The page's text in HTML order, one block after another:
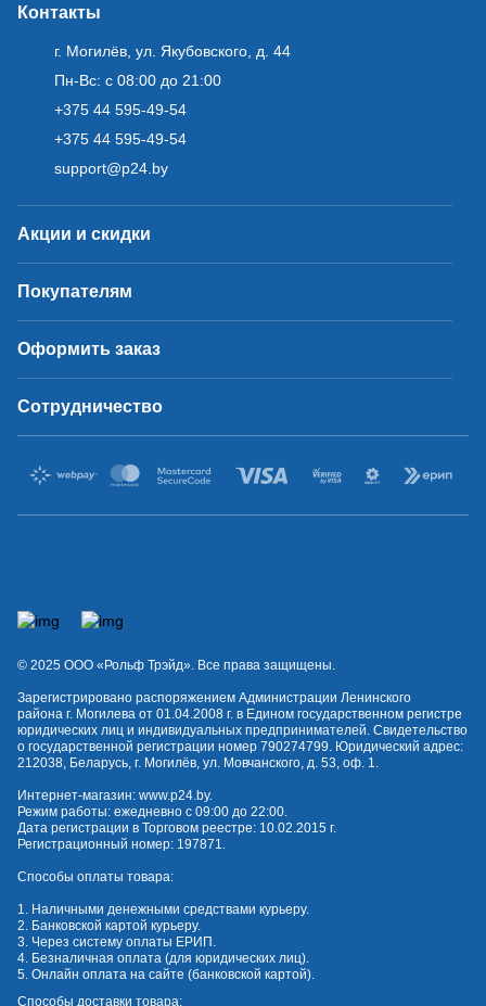
Контакты
г. Могилёв, ул. Якубовского, д. 44
Пн-Вс: с 08:00 до 21:00
+375 44 595-49-54
+375 44 595-49-54
support@p24.by
Акции и скидки
Покупателям
Оформить заказ
Сотрудничество
© 2025 OOO «Рольф Трэйд». Все права защищены.
Зарегистрировано распоряжением Администрации Ленинского
района г. Могилева от 01.04.2008 г. в Едином государственном регистре
юридических лиц и индивидуальных предпринимателей. Свидетельство
о государственной регистрации номер 790274799. Юридический адрес:
212038, Беларусь, г. Могилёв, ул. Мовчанского, д. 53, оф. 1.
Интернет-магазин: www.p24.by.
Режим работы: ежедневно с 09:00 до 22:00.
Дата регистрации в Торговом реестре: 10.02.2015 г.
Регистрационный номер: 197871.
Способы оплаты товара:
1. Наличными денежными средствами курьеру.
2. Банковской картой курьеру.
3. Через систему оплаты ЕРИП.
4. Безналичная оплата (для юридических лиц).
5. Онлайн оплата на сайте (банковской картой).
Способы доставки товара: